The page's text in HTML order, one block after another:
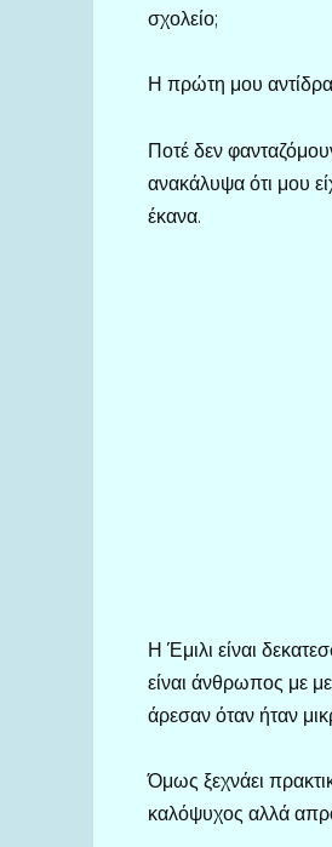
σχολείο;
Η πρώτη μου
Ποτέ δεν
ανακάλυψα ότι μου
έκανα.
Η Έμιλι είναι
είναι άνθρωπος με
άρεσαν όταν ήταν
Όμως ξεχνάει
καλόψυχος αλλά